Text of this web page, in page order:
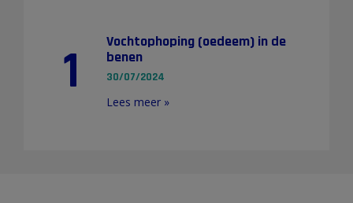
1
Vochtophoping (oedeem) in de
benen
30/07/2024
Lees meer »